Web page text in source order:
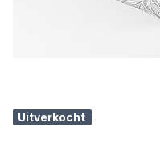
Uitverkocht